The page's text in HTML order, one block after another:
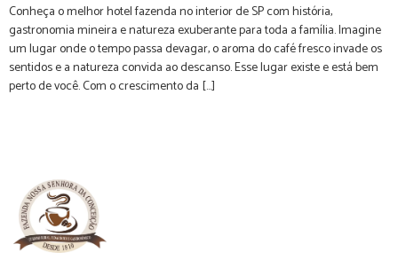
Conheça o melhor hotel fazenda no interior de SP com história,
gastronomia mineira e natureza exuberante para toda a família. Imagine
um lugar onde o tempo passa devagar, o aroma do café fresco invade os
sentidos e a natureza convida ao descanso. Esse lugar existe e está bem
perto de você. Com o crescimento da […]